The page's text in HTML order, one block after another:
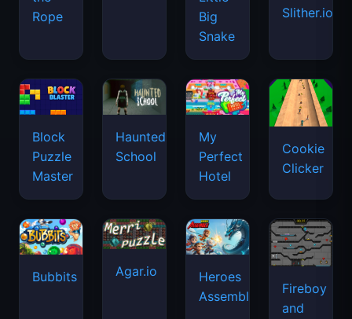
Rope
Big
Snake
Slither.io
Block
Puzzle
Master
Haunted
School
My
Perfect
Hotel
Cookie
Clicker
Bubbits Agar.io
Heroes
Assemble
Fireboy
and